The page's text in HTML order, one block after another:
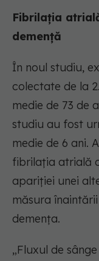
Fibrilația
demență
În noul studiu,
colectate de la
medie de 73 de
studiu au fost
medie de 6 ani.
fibrilația atrială
apariției unei
măsura
demența.
„Fluxul de